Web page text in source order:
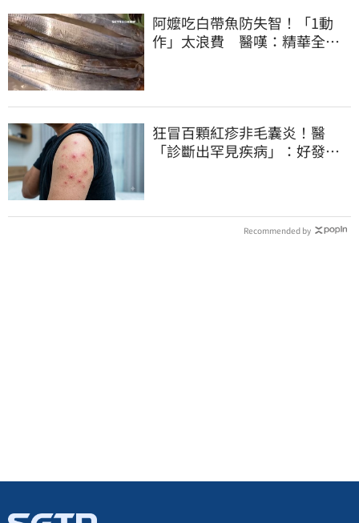
阿嬤吃白帶魚防失智！「1動
作」太浪費 醫嘆：精華全沒
狂冒百顆紅疹非毛囊炎！醫
「診斷出罕見疾病」：好發這
Recommended by